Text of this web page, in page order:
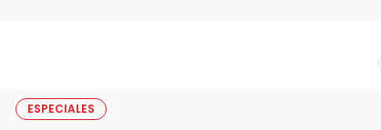
ESPECIALES